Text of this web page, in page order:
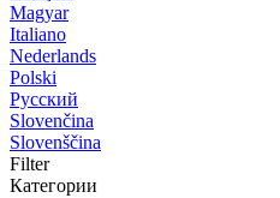
Magyar
Italiano
Nederlands
Polski
Русский
Slovenčina
Slovenščina
Filter
Категории